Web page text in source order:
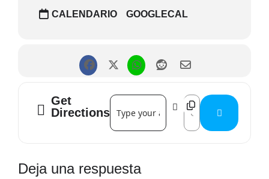
CALENDARIO GOOGLECAL
Get
Directions
Address - Narrar(nos) []Destination Address
Interacciones
Deja una respuesta